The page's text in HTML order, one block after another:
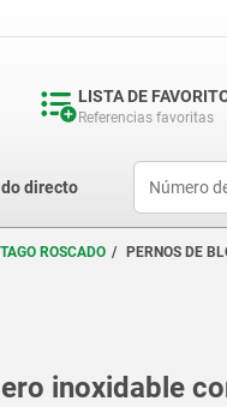
LISTA DE
Referencias favoritas
directo
ROSCADO
PERNOS DE
inoxidable